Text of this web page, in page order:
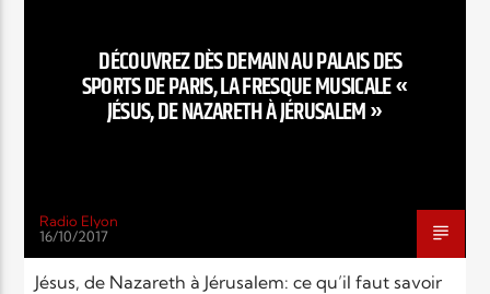
Radio Elyon
DÉCOUVREZ DÈS DEMAIN AU PALAIS DES
SPORTS DE PARIS, LA FRESQUE MUSICALE «
JÉSUS, DE NAZARETH À JÉRUSALEM »
Radio Elyon
16/10/2017
Jésus, de Nazareth à Jérusalem: ce qu’il faut savoir